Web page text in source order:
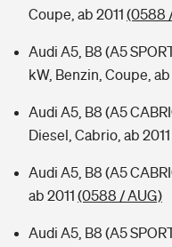
Coupe, ab 2011 (0588
Audi A5, B8 (A5
kW, Benzin, Coupe, ab
Audi A5, B8 (A5
Diesel, Cabrio, ab 2011
Audi A5, B8 (A5
ab 2011 (0588 / AUG)
Audi A5, B8 (A5